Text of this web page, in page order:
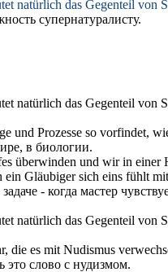
natürlich das Gegenteil von
супернатуралисту.
natürlich das Gegenteil von
und Prozesse so vorfindet,
в биологии.
überwinden und wir in
Gläubiger sich eins fühlt
- когда мастер
natürlich das Gegenteil von
die es mit Nudismus
это слово с нудизмом.